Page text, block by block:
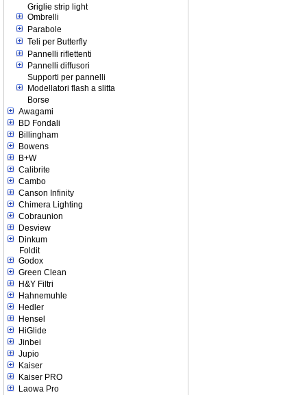
Griglie strip light
Ombrelli
Parabole
Teli per Butterfly
Pannelli riflettenti
Pannelli diffusori
Supporti per pannelli
Modellatori flash a slitta
Borse
Awagami
BD Fondali
Billingham
Bowens
B+W
Calibrite
Cambo
Canson Infinity
Chimera Lighting
Cobraunion
Desview
Dinkum
Foldit
Godox
Green Clean
H&Y Filtri
Hahnemuhle
Hedler
Hensel
HiGlide
Jinbei
Jupio
Kaiser
Kaiser PRO
Laowa Pro